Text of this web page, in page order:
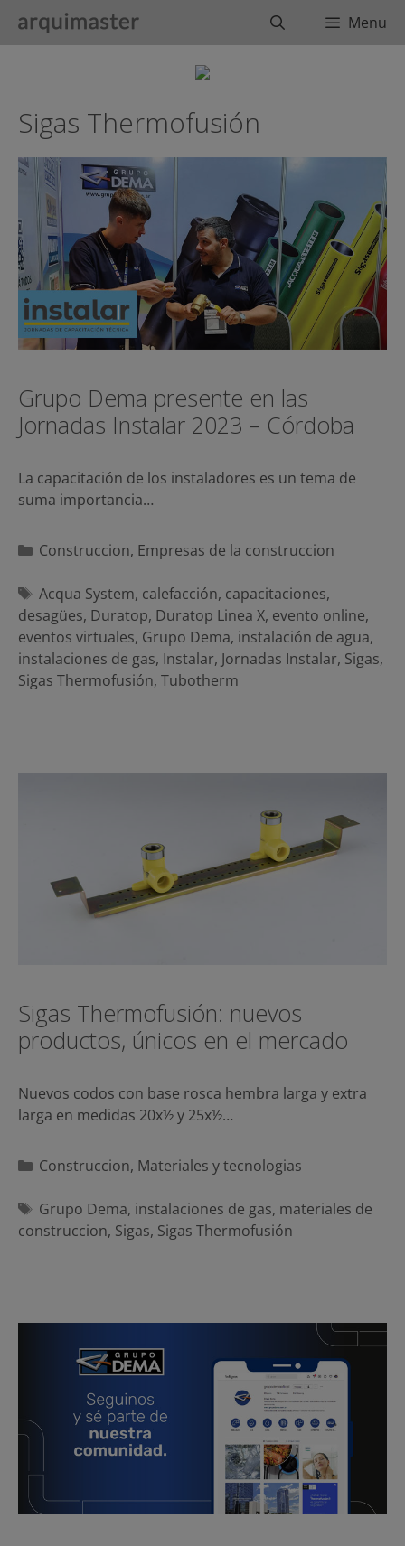
BuscarMenu
Sigas Thermofusión
Grupo Dema presente en las
Jornadas Instalar 2023 – Córdoba
La capacitación de los instaladores es un tema de
suma importancia…
Categorías
Construccion, Empresas de la construccion
Etiquetas
Acqua System, calefacción, capacitaciones,
desagües, Duratop, Duratop Linea X, evento online,
eventos virtuales, Grupo Dema, instalación de agua,
instalaciones de gas, Instalar, Jornadas Instalar, Sigas,
Sigas Thermofusión, Tubotherm
Sigas Thermofusión: nuevos
productos, únicos en el mercado
Nuevos codos con base rosca hembra larga y extra
larga en medidas 20x½ y 25x½…
Categorías
Construccion, Materiales y tecnologias
Etiquetas
Grupo Dema, instalaciones de gas, materiales de
construccion, Sigas, Sigas Thermofusión